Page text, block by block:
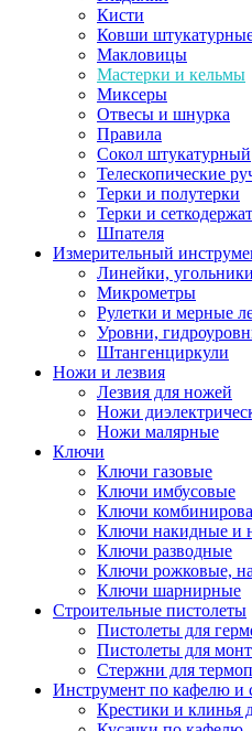
Кисти
Ковши
Макловицы
Мастерки и кельмы
Миксеры
Отвесы и шнурка
Правила
Сокол штукатурный
Телескопические
Терки и полутерки
Терки и
Шпателя
Измерительный
Линейки,
Микрометры
Рулетки и мерные
Уровни,
Штангенциркули
Ножи и лезвия
Лезвия для ножей
Ножи
Ножи малярные
Ключи
Ключи газовые
Ключи имбусовые
Ключи
Ключи накидные и
Ключи разводные
Ключи рожковые,
Ключи шарнирные
Строительные пистолеты
Пистолеты для
Пистолеты для
Стержни для
Инструмент по кафелю и
Крестики и клинья